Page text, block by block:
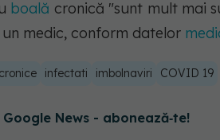
boală cronică "sunt mult mai
un medic, conform datelor
infectati imbolnaviri COVID 19
News - abonează‑te!